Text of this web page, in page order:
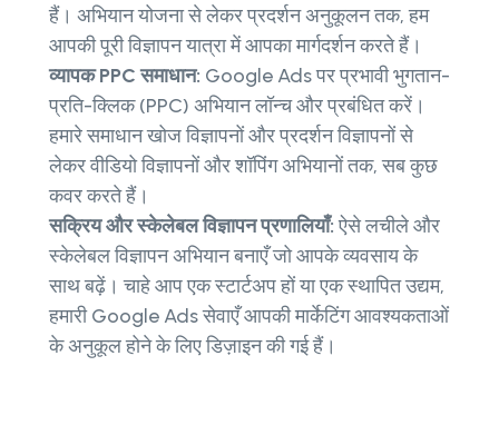
हैं। अभियान योजना से लेकर प्रदर्शन अनुकूलन तक, हम
आपकी पूरी विज्ञापन यात्रा में आपका मार्गदर्शन करते हैं।
व्यापक PPC समाधान: Google Ads पर प्रभावी भुगतान-
प्रति-क्लिक (PPC) अभियान लॉन्च और प्रबंधित करें।
हमारे समाधान खोज विज्ञापनों और प्रदर्शन विज्ञापनों से
लेकर वीडियो विज्ञापनों और शॉपिंग अभियानों तक, सब कुछ
कवर करते हैं।
सक्रिय और स्केलेबल विज्ञापन प्रणालियाँ:ऐसे लचीले और
स्केलेबल विज्ञापन अभियान बनाएँ जो आपके व्यवसाय के
साथ बढ़ें। चाहे आप एक स्टार्टअप हों या एक स्थापित उद्यम,
हमारी Google Ads सेवाएँ आपकी मार्केटिंग आवश्यकताओं
के अनुकूल होने के लिए डिज़ाइन की गई हैं।